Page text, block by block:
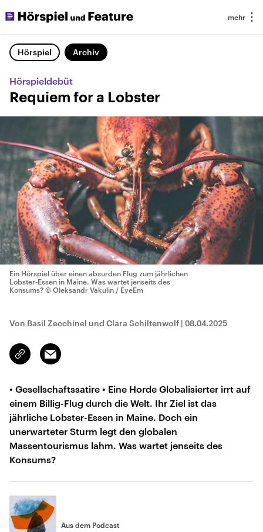
Hörspiel Archiv
Hörspieldebüt
Requiem for a Lobster
Ein Hörspiel über einen absurden Flug zum jährlichen
Lobster-Essen in Maine. Was wartet jenseits des
Konsums? © Oleksandr Vakulin / EyeEm
Von Basil Zecchinel und Clara Schiltenwolf | 08.04.2025
Link
kopieren/teilen
Email
• Gesellschaftssatire • Eine Horde Globalisierter irrt auf
einem Billig-Flug durch die Welt. Ihr Ziel ist das
jährliche Lobster-Essen in Maine. Doch ein
unerwarteter Sturm legt den globalen
Massentourismus lahm. Was wartet jenseits des
Konsums?
Aus dem Podcast